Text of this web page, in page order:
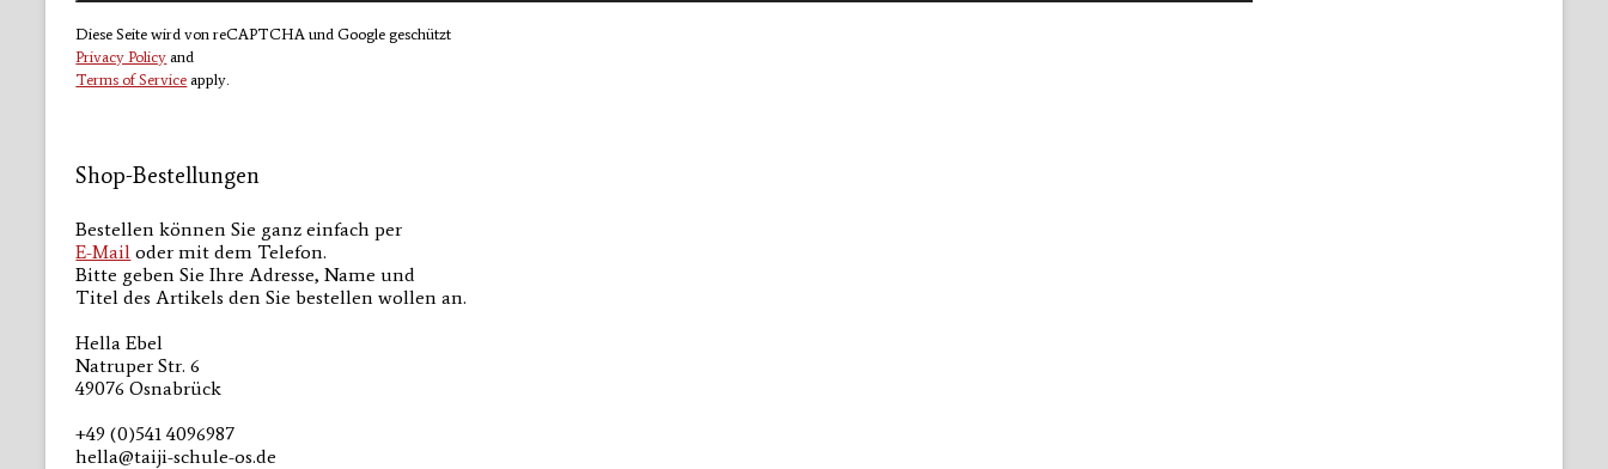
Diese Seite wird von reCAPTCHA und Google geschützt
Privacy Policyand
Terms of Serviceapply.
Shop-Bestellungen
Bestellen können Sie ganz einfach per
E-Mail oder mit dem Telefon.
Bitte geben Sie Ihre Adresse, Name und
Titel des Artikels den Sie bestellen wollen an.
Hella Ebel
Natruper Str. 6
49076 Osnabrück
+49 (0)541 4096987
hella@taiji-schule-os.de